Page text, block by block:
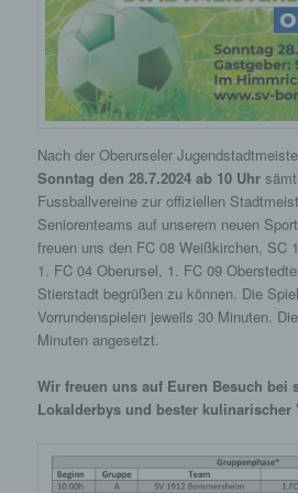
Nach der Oberurseler
Sonntag den 28.7.2024 ab 10 Uhr
Fussballvereine zur offiziellen
Seniorenteams auf unserem neuen
freuen uns den FC 08 Weißkirchen, SC
1. FC 04 Oberursel, 1. FC 09
Stierstadt begrüßen zu können. Die
Vorrundenspielen jeweils 30 Minuten.
Minuten angesetzt.
Wir freuen uns auf Euren Besuch bei
Lokalderbys und bester kulinarischer
möglich wären.
Mittels eines Cookies können
und Angebote auf unserer
des Benutzers optimiert werden.
Benutzer unserer Internetseite
Zweck dieser
Nutzern die Verwendung
erleichtern. Der Benutzer einer
Cookies verwendet, muss
jedem Besuch der Internetseite
Zugangsdaten eingeben, weil
Internetseite und dem auf dem
des Benutzers abgelegten
wird. Ein weiteres Beispiel ist
Warenkorbes im Online-Shop.
merkt sich die Artikel, die ein
virtuellen Warenkorb gelegt hat,
Die betroffene Person kann die